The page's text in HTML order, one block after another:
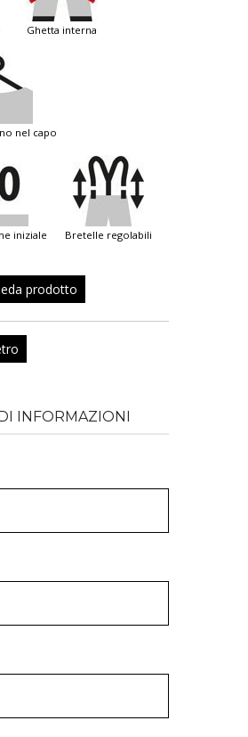
ghetta interna
nel capo
iniziale bretelle regolabili
prodotto
INFORMAZIONI